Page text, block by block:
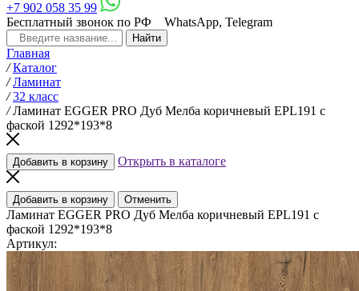
+7 902 058 35 99
Бесплатный звонок по РФ
WhatsApp, Telegram
Главная
/ Каталог
/ Ламинат
/ 32 класс
/ Ламинат EGGER PRO Дуб Мелба коричневый EPL191 с
фаской 1292*193*8
Добавить в корзину Открыть в каталоге
Добавить в корзину Отменить
Ламинат EGGER PRO Дуб Мелба коричневый EPL191 с
фаской 1292*193*8
Артикул: